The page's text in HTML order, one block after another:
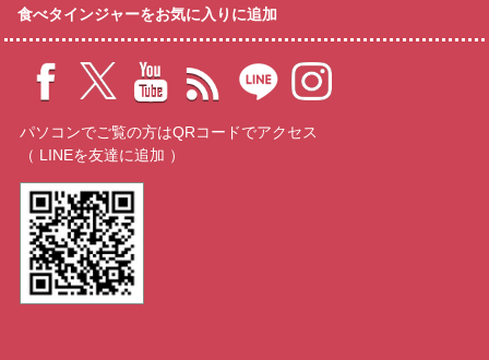
食べタインジャーをお気に入りに追加
パソコンでご覧の方はQRコードでアクセス
（ LINEを友達に追加 ）